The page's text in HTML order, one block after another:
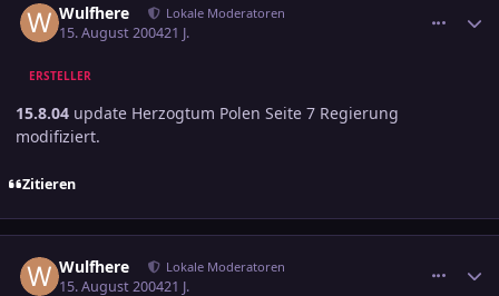
Wulfhere Lokale Moderatoren
15. August 200421 J.
ERSTELLER
15.8.04 update Herzogtum Polen Seite 7 Regierung
modifiziert.
Zitieren
Wulfhere Lokale Moderatoren
15. August 200421 J.